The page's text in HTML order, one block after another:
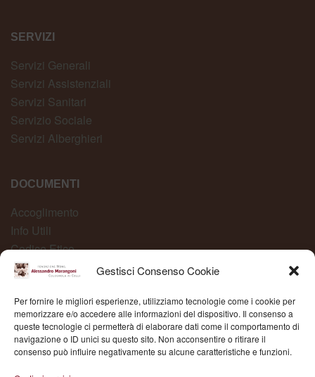
Gestisci Consenso Cookie
Per fornire le migliori esperienze, utilizziamo tecnologie come i cookie per
memorizzare e/o accedere alle informazioni del dispositivo. Il consenso a
queste tecnologie ci permetterà di elaborare dati come il comportamento di
navigazione o ID unici su questo sito. Non acconsentire o ritirare il
consenso può influire negativamente su alcune caratteristiche e funzioni.
SERVIZI
Servizi Generali
Servizi Assistenziali
Servizi Sanitari
Servizio Sociale
Servizi Alberghieri
DOCUMENTI
Accoglimento
Info Utili
Codice Etico
Carta dei Servizi
Whistleblowing
Fond. Mons. Alessandro Marangoni © 2025 | P.IVA